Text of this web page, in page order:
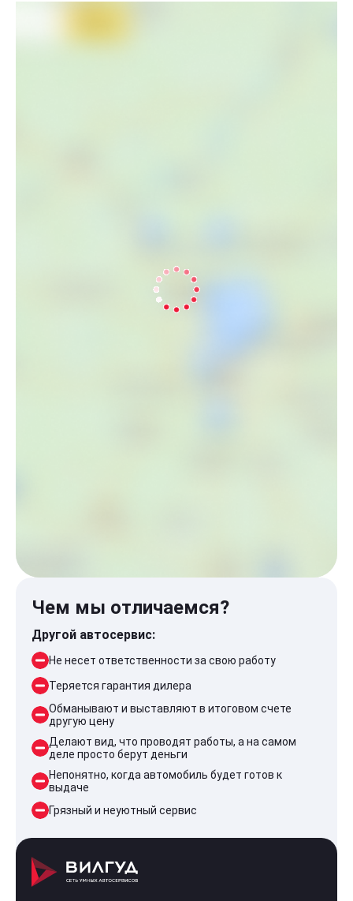
Чем мы отличаемся?
Другой автосервис:
Не несет ответственности за свою работу
Теряется гарантия дилера
Обманывают и выставляют в итоговом счете
другую цену
Делают вид, что проводят работы, а на самом
деле просто берут деньги
Непонятно, когда автомобиль будет готов к
выдаче
Грязный и неуютный сервис